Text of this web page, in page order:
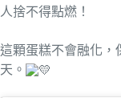
人捨不得點燃！
這顆蛋糕不會融化，
天。